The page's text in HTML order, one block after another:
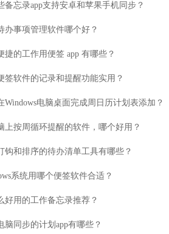
备忘录app支持安卓和苹果手机同步？
办事项管理软件哪个好？
捷的工作用便签 app 有哪些？
签软件的记录和提醒功能实用？
Windows电脑桌面完成周日历计划表添加？
上按周循环提醒的软件，哪个好用？
钩和排序的待办清单工具有哪些？
系统用哪个便签软件合适？
好用的工作备忘录推荐？
脑同步的计划app有哪些？